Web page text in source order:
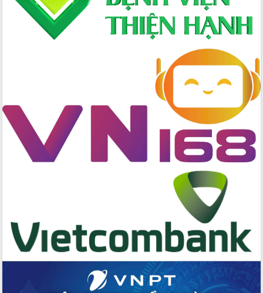
tác bầu cử tỉnh Đắk Lắk
Hội nghị Báo cáo viên Trung ương
tháng 01/2026
Tập trung giải phóng mặt bằng, đẩy
nhanh tiến độ Tuyến đường bộ ven
biển
Gỡ khó, khởi công xây dựng, sửa chữa
toàn bộ nhà ở cho hộ dân đúng tiến độ
Tập trung triển khai quyết liệt, đồng bộ
các giải pháp nhằm thực hiện hiệu quả
các nhiệm vụ đề ra năm 2025
Phát huy vai trò của người có uy tín
trong phòng chống tảo hôn và hôn